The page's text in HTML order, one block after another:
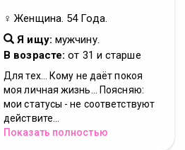
♀ Женщина. 54 Года.
Я ищу: мужчину.
В возрасте: от 31 и старше
Для тех... Кому не даёт покоя
моя личная жизнь... Поясняю:
мои статусы - не соответствуют
действите...
Показать полностью